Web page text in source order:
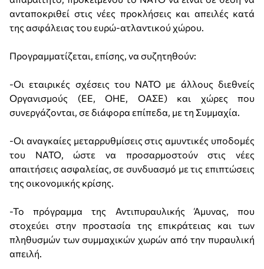
ανταποκριθεί στις νέες προκλήσεις και απειλές κατά
της ασφάλειας του ευρώ-ατλαντικού χώρου.
Προγραμματίζεται, επίσης, να συζητηθούν:
-Οι εταιρικές σχέσεις του ΝΑΤΟ με άλλους διεθνείς
Οργανισμούς (ΕΕ, ΟΗΕ, ΟΑΣΕ) και χώρες που
συνεργάζονται, σε διάφορα επίπεδα, με τη Συμμαχία.
-Οι αναγκαίες μεταρρυθμίσεις στις αμυντικές υποδομές
του ΝΑΤΟ, ώστε να προσαρμοστούν στις νέες
απαιτήσεις ασφαλείας, σε συνδυασμό με τις επιπτώσεις
της οικονομικής κρίσης.
-Το πρόγραμμα της Αντιπυραυλικής Άμυνας, που
στοχεύει στην προστασία της επικράτειας και των
πληθυσμών των συμμαχικών χωρών από την πυραυλική
απειλή.